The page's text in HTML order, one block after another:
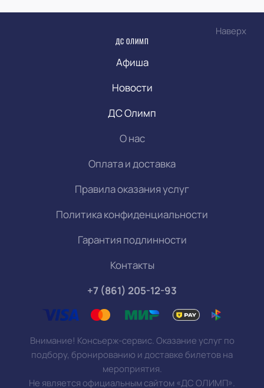
Наверх
ДС ОЛИМП
Афиша
Новости
ДС Олимп
О нас
Оплата и доставка
Правила оказания услуг
Политика конфиденциальности
Гарантия подлинности
Контакты
+7 (861) 205-12-93
Внимание! Консьерж-сервис. Оказание услуг по
подбору, бронированию и доставке билетов на
мероприятия.
Не является официальным сайтом «ДС ОЛИМП».